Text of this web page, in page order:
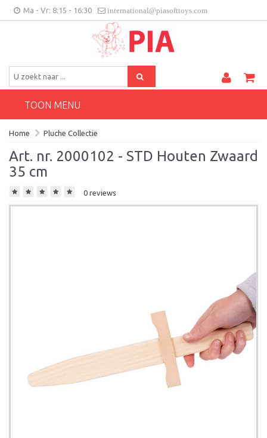
Ma - Vr: 8:15 - 16:30 international@piasofttoys.com
Klantenfeedback
BE/NL
TOON MENU
Home Pluche Collectie
Art. nr. 2000102 - STD Houten Zwaard
35 cm
0 reviews